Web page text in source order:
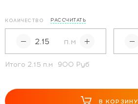
КОЛИЧЕСТВО РАССЧИТАТЬ
п.м
Итого 2.15 п.м 900 Руб
В КОРЗИНУ